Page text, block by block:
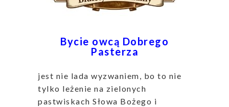
Bycie owcą Dobrego
Pasterza
jest nie lada wyzwaniem, bo to nie
tylko leżenie na zielonych
pastwiskach Słowa Bożego i